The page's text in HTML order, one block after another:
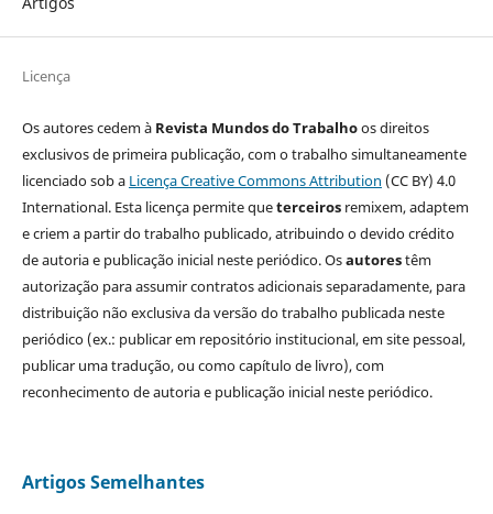
Licença
Os autores cedem à Revista Mundos do Trabalhoos direitos
exclusivos de primeira publicação, com o trabalho simultaneamente
licenciado sob a Licença Creative Commons Attribution (CC BY) 4.0
International. Esta licença permite queterceirosremixem, adaptem
e criem a partir do trabalho publicado, atribuindo o devido crédito
de autoria e publicação inicial neste periódico. Osautorestêm
autorização para assumir contratos adicionais separadamente, para
distribuição não exclusiva da versão do trabalho publicada neste
periódico (ex.: publicar em repositório institucional, em site pessoal,
publicar uma tradução, ou como capítulo de livro), com
reconhecimento de autoria e publicação inicial neste periódico.
Artigos Semelhantes